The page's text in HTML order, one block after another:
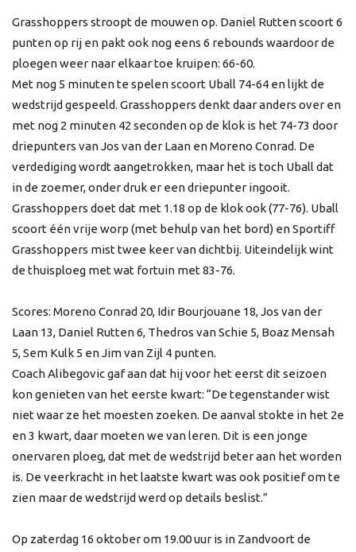
Grasshoppers stroopt de mouwen op. Daniel Rutten scoort 6
punten op rij en pakt ook nog eens 6 rebounds waardoor de
ploegen weer naar elkaar toe kruipen: 66-60.
Met nog 5 minuten te spelen scoort Uball 74-64 en lijkt de
wedstrijd gespeeld. Grasshoppers denkt daar anders over en
met nog 2 minuten 42 seconden op de klok is het 74-73 door
driepunters van Jos van der Laan en Moreno Conrad. De
verdediging wordt aangetrokken, maar het is toch Uball dat
in de zoemer, onder druk er een driepunter ingooit.
Grasshoppers doet dat met 1.18 op de klok ook (77-76). Uball
scoort één vrije worp (met behulp van het bord) en Sportiff
Grasshoppers mist twee keer van dichtbij. Uiteindelijk wint
de thuisploeg met wat fortuin met 83-76.
Scores: Moreno Conrad 20, Idir Bourjouane 18, Jos van der
Laan 13, Daniel Rutten 6, Thedros van Schie 5, Boaz Mensah
5, Sem Kulk 5 en Jim van Zijl 4 punten.
Coach Alibegovic gaf aan dat hij voor het eerst dit seizoen
kon genieten van het eerste kwart: “De tegenstander wist
niet waar ze het moesten zoeken. De aanval stokte in het 2e
en 3 kwart, daar moeten we van leren. Dit is een jonge
onervaren ploeg, dat met de wedstrijd beter aan het worden
is. De veerkracht in het laatste kwart was ook positief om te
zien maar de wedstrijd werd op details beslist.”
Op zaterdag 16 oktober om 19.00 uur is in Zandvoort de